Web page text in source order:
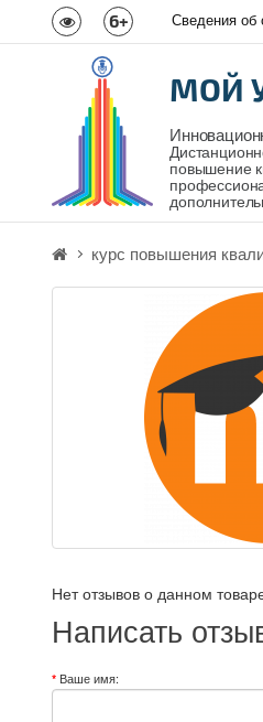
6+ Сведения об
МОЙ
повышение
курс повышения
Нет отзывов о данном
Написать
Ваше имя: